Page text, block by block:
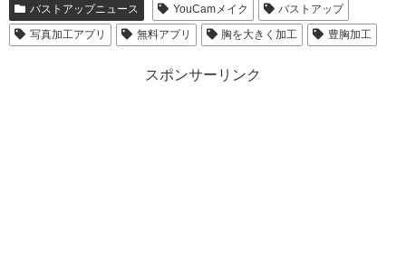
バストアップニュース YouCamメイク
バストアップ
写真加工アプリ
無料アプリ 胸を大きく加工 豊胸加工
スポンサーリンク